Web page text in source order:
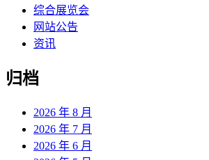
综合展览会
网站公告
资讯
归档
2026 年 8 月
2026 年 7 月
2026 年 6 月